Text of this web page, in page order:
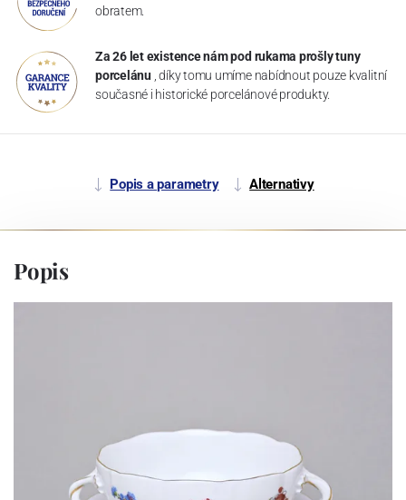
obratem.
Za 26 let existence nám pod rukama prošly tuny
porcelánu , díky tomu umíme nabídnout pouze kvalitní
současné i historické porcelánové produkty.
Popis a parametry Alternativy
Popis